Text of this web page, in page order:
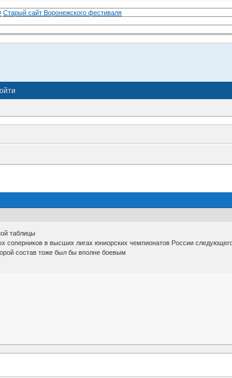
Старый сайт Воронежского фестиваля
таблицы
в высших лигах юниорских чемпионатов России
состав тоже был бы вполне боевым